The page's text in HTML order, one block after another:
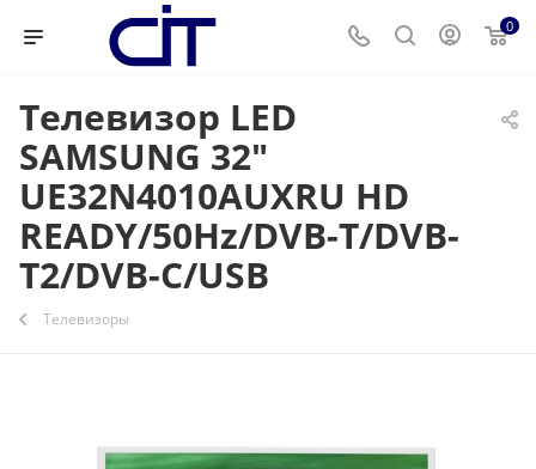
0
Телевизор LED
SAMSUNG 32"
UE32N4010AUXRU HD
READY/50Hz/DVB-T/DVB-
T2/DVB-C/USB
Телевизоры